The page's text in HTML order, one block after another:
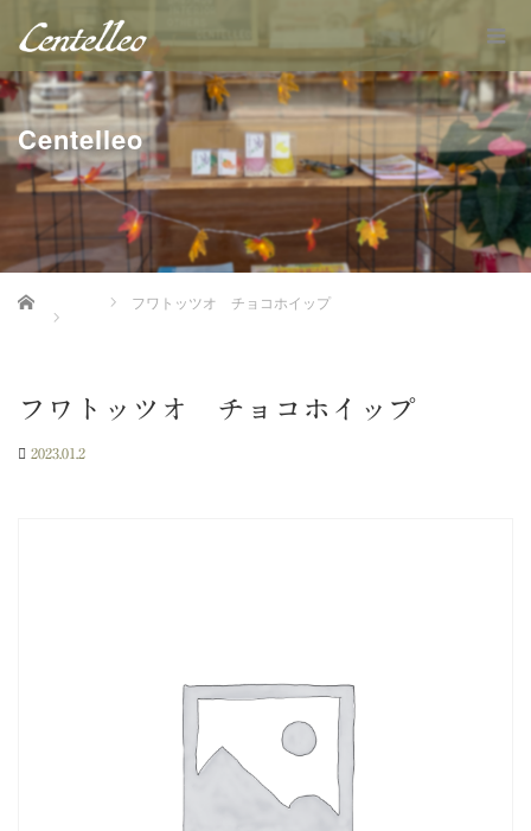
Centelleo
Home フワトッツオ チョコホイップ
フワトッツオ チョコホイップ
2023.01.2